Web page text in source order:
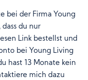
bei der Firma Young
dass du nur
Link bestellst und
bei Young Living
hast 13 Monate kein
mich dazu